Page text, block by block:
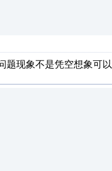
题现象不是凭空想象可